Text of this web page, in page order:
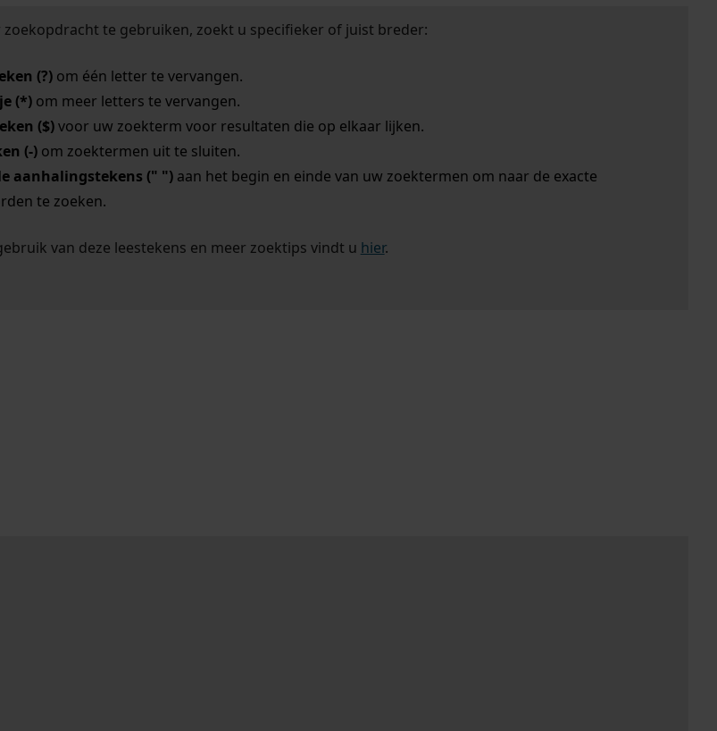
te gebruiken, zoekt u specifieker of juist breder:
(?)om één letter te vervangen.
(*)om meer letters te vervangen.
($)voor uw zoekterm voor resultaten die op elkaar lijken.
(-)om zoektermen uit te sluiten.
aanhalingstekens (" ")aan het begin en einde van uw zoektermen om naar de exacte
te zoeken.
van deze leestekens en meer zoektips vindt u hier.